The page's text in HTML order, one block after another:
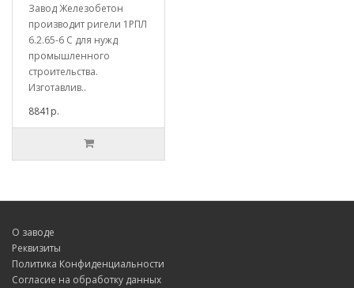
Завод Железобетон
производит ригели 1РПЛ
6.2.65-6 С для нужд
промышленного
строительства.
Изготавлив..
8841р.
О заводе
Реквизиты
Политика Конфиденциальности
Согласие на обработку данных